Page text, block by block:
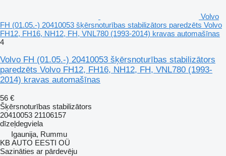
Volvo
FH (01.05.-) 20410053 šķērsnoturības stabilizātors paredzēts Volvo
FH12, FH16, NH12, FH, VNL780 (1993-2014) kravas automašīnas
4
Volvo FH (01.05.-) 20410053 šķērsnoturības stabilizātors
paredzēts Volvo FH12, FH16, NH12, FH, VNL780 (1993-
2014) kravas automašīnas
56 €
Šķērsnoturības stabilizātors
20410053 21106157
dīzeļdegviela
Igaunija, Rummu
KB AUTO EESTI OÜ
Sazināties ar pārdevēju